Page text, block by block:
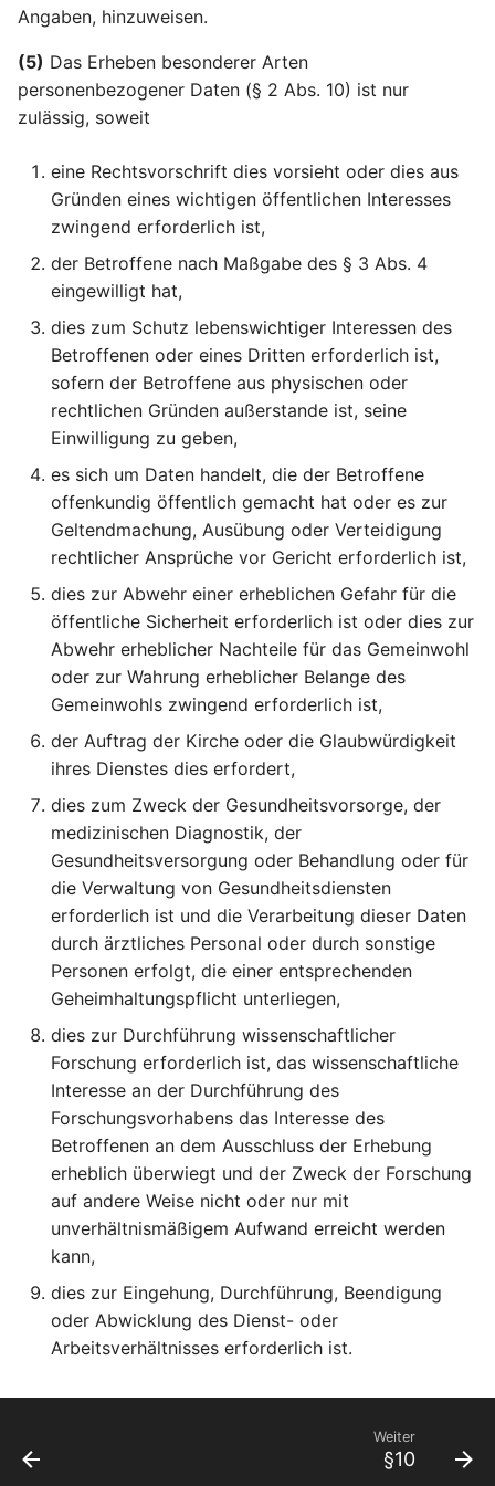
Entscheidungen im
Einzelfall einschließlich
Artikel 23 DSGVO
Beschränkungen
personenbezogener
betroffenen Person
Datenschutz-
Folgenabschätzung
Vorherige Konsultation
Artikel 37 DSGVO
Benennung eines
Artikel 39 DSGVO
Aufgaben des
Artikel 40 DSGVO
Verhaltensregeln
Überwachung der
genehmigten
Verhaltensregeln
Artikel 42 DSGVO
Zertifizierung
Artikel 43 DSGVO
Zertifizierungsstellen
Aufgaben des Vorsitzes
Artikel 75 DSGVO
Sekretariat
Vertraulichkeit
Identifizierung*
Datenschutzgesetz
Rheinland-Pfalz
(RLPLDSG)
Angaben, hinzuweisen.
(5) Das Erheben besonderer Arten
personenbezogener Daten (§ 2 Abs. 10) ist nur
zulässig, soweit
eine Rechtsvorschrift dies vorsieht oder dies aus
Gründen eines wichtigen öffentlichen Interesses
zwingend erforderlich ist,
der Betroffene nach Maßgabe des § 3 Abs. 4
eingewilligt hat,
dies zum Schutz lebenswichtiger Interessen des
Betroffenen oder eines Dritten erforderlich ist,
sofern der Betroffene aus physischen oder
rechtlichen Gründen außerstande ist, seine
Einwilligung zu geben,
es sich um Daten handelt, die der Betroffene
offenkundig öffentlich gemacht hat oder es zur
Geltendmachung, Ausübung oder Verteidigung
rechtlicher Ansprüche vor Gericht erforderlich ist,
dies zur Abwehr einer erheblichen Gefahr für die
öffentliche Sicherheit erforderlich ist oder dies zur
Abwehr erheblicher Nachteile für das Gemeinwohl
oder zur Wahrung erheblicher Belange des
Gemeinwohls zwingend erforderlich ist,
der Auftrag der Kirche oder die Glaubwürdigkeit
ihres Dienstes dies erfordert,
dies zum Zweck der Gesundheitsvorsorge, der
medizinischen Diagnostik, der
Gesundheitsversorgung oder Behandlung oder für
die Verwaltung von Gesundheitsdiensten
erforderlich ist und die Verarbeitung dieser Daten
durch ärztliches Personal oder durch sonstige
Personen erfolgt, die einer entsprechenden
Geheimhaltungspflicht unterliegen,
dies zur Durchführung wissenschaftlicher
Forschung erforderlich ist, das wissenschaftliche
Interesse an der Durchführung des
Forschungsvorhabens das Interesse des
Betroffenen an dem Ausschluss der Erhebung
erheblich überwiegt und der Zweck der Forschung
auf andere Weise nicht oder nur mit
unverhältnismäßigem Aufwand erreicht werden
kann,
dies zur Eingehung, Durchführung, Beendigung
oder Abwicklung des Dienst- oder
Arbeitsverhältnisses erforderlich ist.
Weiter
§10